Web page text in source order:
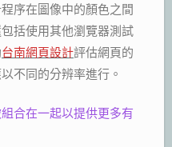
序在圖像中的顏色之間
括使用其他瀏覽器測試
台南網頁設計評估網頁的
不同的分辨率進行。
合在一起以提供更多有